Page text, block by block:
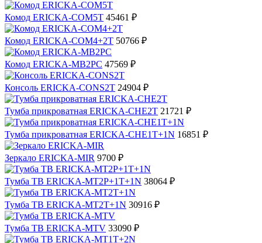
Комод ERICKA-COM5T 45461 ₽
Комод ERICKA-COM4+2T 50766 ₽
Комод ERICKA-MB2PC 47569 ₽
Консоль ERICKA-CONS2T 24904 ₽
Тумба прикроватная ERICKA-CHE2T 21721 ₽
Тумба прикроватная ERICKA-CHE1T+1N 16851 ₽
Зеркало ERICKA-MIR 9700 ₽
Тумба ТВ ERICKA-MT2P+1T+1N 38064 ₽
Тумба ТВ ERICKA-MT2T+1N 30916 ₽
Тумба ТВ ERICKA-MTV 33090 ₽